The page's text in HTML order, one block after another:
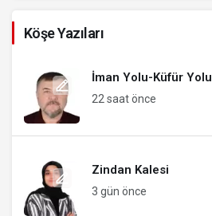
Köşe Yazıları
İman Yolu-Küfür Yolu
22 saat önce
Zindan Kalesi
3 gün önce